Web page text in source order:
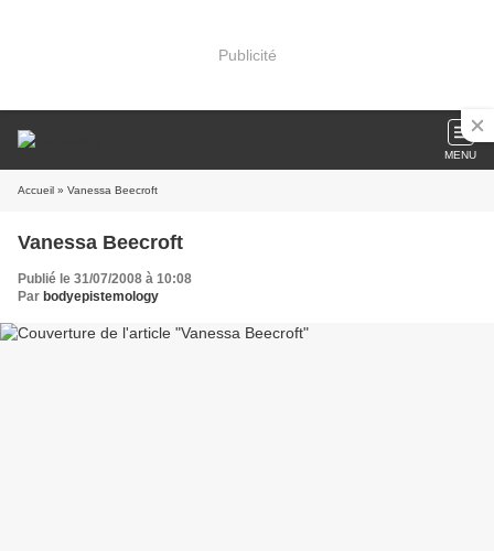
Publicité
MENU
Accueil » Vanessa Beecroft
Vanessa Beecroft
Publié le 31/07/2008 à 10:08
Par bodyepistemology